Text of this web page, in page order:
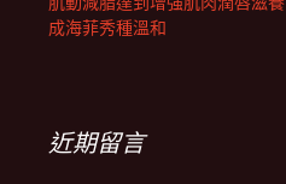
成海菲秀種溫和
近期留言